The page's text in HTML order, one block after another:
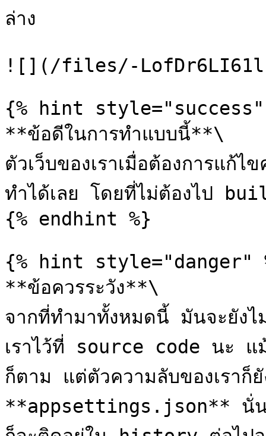
ล่าง
![](/files/-
{% hint style="success"
**ข้อดีในการทำแบบนี้**\
ตัวเว็บของเราเมื่อต้องการแ
ทำได้เลย โดยที่ไม่ต้องไป
{% endhint %}
{% hint style="danger"
**ข้อควรระวัง**\
จากที่ทำมาทั้งหมดนี้ มันจะยังไ
เราไว้ที่ source code นะ
ก็ตาม แต่ตัวความลับของเราก็
**appsettings.json** นั่นเ